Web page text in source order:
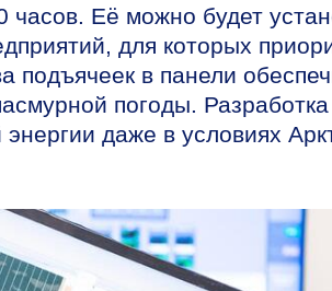
часов. Её можно будет
для которых
подъячеек в панели
погоды. Разработка
даже в условиях